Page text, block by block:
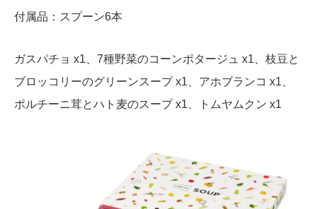
付属品：スプーン6本
ガスパチョ x1、7種野菜のコーンポタージュ x1、枝豆と
ブロッコリーのグリーンスープ x1、アホブランコ x1、
ポルチーニ茸とハト麦のスープ x1、トムヤムクン x1